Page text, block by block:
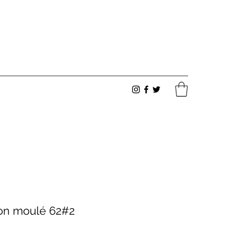
moulé 62#2